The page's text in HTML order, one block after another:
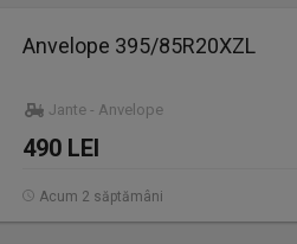
Anvelope 395/85R20XZL
Jante - Anvelope
490 LEI
Acum 2 săptămâni